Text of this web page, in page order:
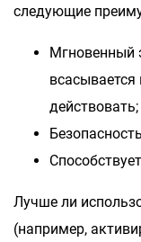
следующие
Мгновенный
действовать;
Лучше ли
(например,